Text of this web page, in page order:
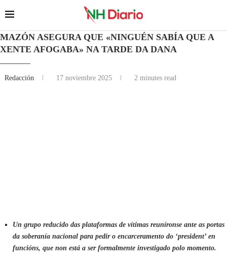
MAZÓN ASEGURA QUE «NINGUÉN SABÍA QUE A
XENTE AFOGABA» NA TARDE DA DANA
Redacción 17 noviembre 2025 2 minutes read
Un grupo reducido das plataformas de vítimas reuníronse ante as portas
da soberanía nacional para pedir o encarceramento do ‘president’ en
funcións, que non está a ser formalmente investigado polo momento.